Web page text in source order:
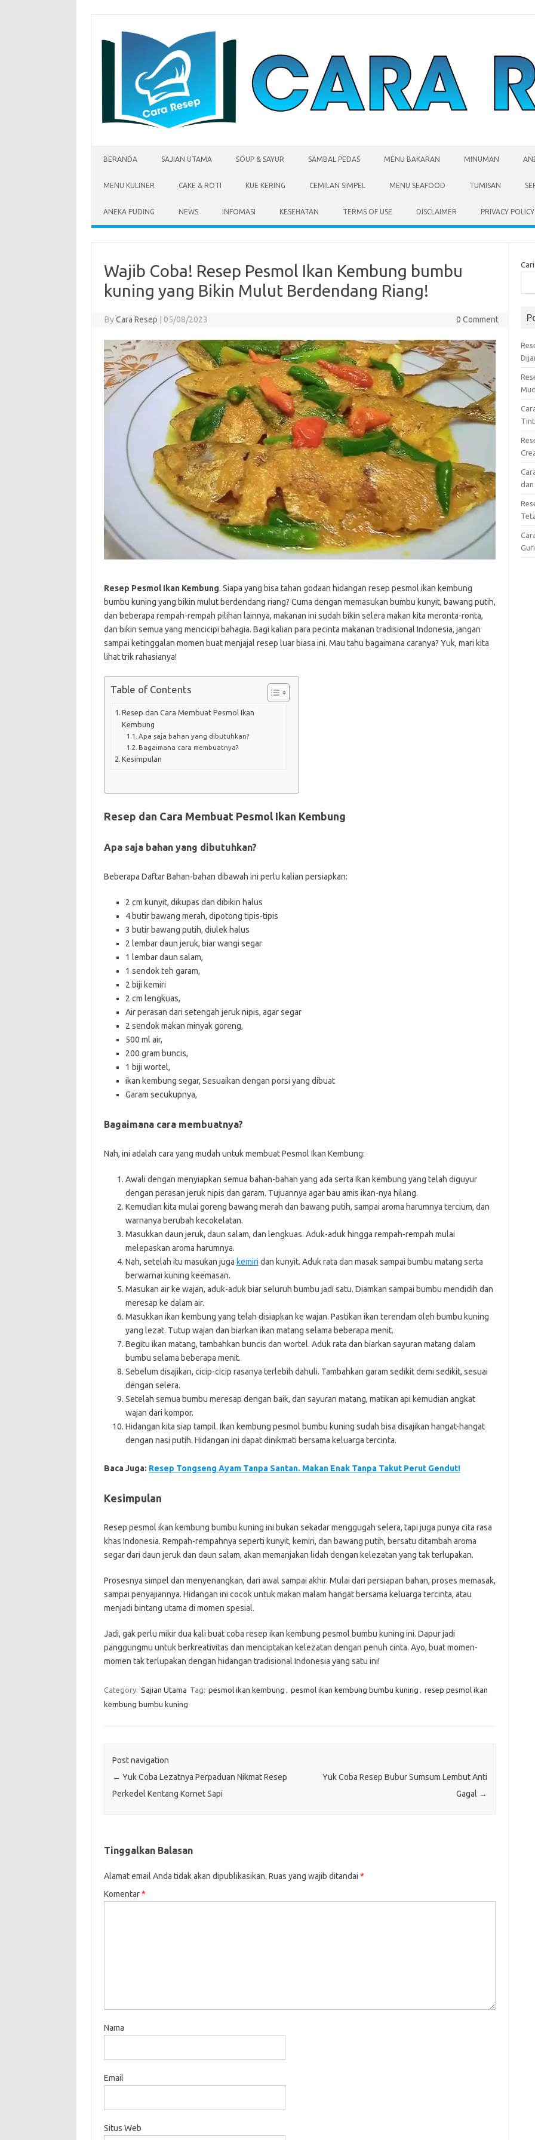
BERANDA SAJIAN UTAMA SOUP & SAYUR SAMBAL PEDAS MENU BAKARAN MINUMAN
MENU KULINER CAKE & ROTI KUE KERING CEMILAN SIMPEL MENU SEAFOOD TUMISAN
ANEKA PUDING NEWS INFOMASI KESEHATAN TERMS OF USE DISCLAIMER PRIVACY POLICY
Wajib Coba! Resep Pesmol Ikan Kembung bumbu
kuning yang Bikin Mulut Berdendang Riang!
ByCara Resep | 05/08/2023 0 Comment
Resep Pesmol Ikan Kembung. Siapa yang bisa tahan godaan hidangan resep pesmol ikan kembung
bumbu kuning yang bikin mulut berdendang riang? Cuma dengan memasukan bumbu kunyit, bawang putih,
dan beberapa rempah-rempah pilihan lainnya, makanan ini sudah bikin selera makan kita meronta-ronta,
dan bikin semua yang mencicipi bahagia. Bagi kalian para pecinta makanan tradisional Indonesia, jangan
sampai ketinggalan momen buat menjajal resep luar biasa ini. Mau tahu bagaimana caranya? Yuk, mari kita
lihat trik rahasianya!
Table of Contents
Resep dan Cara Membuat Pesmol Ikan
Kembung
Apa saja bahan yang dibutuhkan?
Bagaimana cara membuatnya?
Kesimpulan
Resep dan Cara Membuat Pesmol Ikan Kembung
Apa saja bahan yang dibutuhkan?
Beberapa Daftar Bahan-bahan dibawah ini perlu kalian persiapkan:
2 cm kunyit, dikupas dan dibikin halus
4 butir bawang merah, dipotong tipis-tipis
3 butir bawang putih, diulek halus
2 lembar daun jeruk, biar wangi segar
1 lembar daun salam,
1 sendok teh garam,
2 biji kemiri
2 cm lengkuas,
Air perasan dari setengah jeruk nipis, agar segar
2 sendok makan minyak goreng,
500 ml air,
200 gram buncis,
1 biji wortel,
ikan kembung segar, Sesuaikan dengan porsi yang dibuat
Garam secukupnya,
Bagaimana cara membuatnya?
Nah, ini adalah cara yang mudah untuk membuat Pesmol Ikan Kembung:
Awali dengan menyiapkan semua bahan-bahan yang ada serta Ikan kembung yang telah diguyur
dengan perasan jeruk nipis dan garam. Tujuannya agar bau amis ikan-nya hilang.
Kemudian kita mulai goreng bawang merah dan bawang putih, sampai aroma harumnya tercium, dan
warnanya berubah kecokelatan.
Masukkan daun jeruk, daun salam, dan lengkuas. Aduk-aduk hingga rempah-rempah mulai
melepaskan aroma harumnya.
Nah, setelah itu masukan juga kemiri dan kunyit. Aduk rata dan masak sampai bumbu matang serta
berwarnai kuning keemasan.
Masukan air ke wajan, aduk-aduk biar seluruh bumbu jadi satu. Diamkan sampai bumbu mendidih dan
meresap ke dalam air.
Masukkan ikan kembung yang telah disiapkan ke wajan. Pastikan ikan terendam oleh bumbu kuning
yang lezat. Tutup wajan dan biarkan ikan matang selama beberapa menit.
Begitu ikan matang, tambahkan buncis dan wortel. Aduk rata dan biarkan sayuran matang dalam
bumbu selama beberapa menit.
Sebelum disajikan, cicip-cicip rasanya terlebih dahuli. Tambahkan garam sedikit demi sedikit, sesuai
dengan selera.
Setelah semua bumbu meresap dengan baik, dan sayuran matang, matikan api kemudian angkat
wajan dari kompor.
Hidangan kita siap tampil. Ikan kembung pesmol bumbu kuning sudah bisa disajikan hangat-hangat
dengan nasi putih. Hidangan ini dapat dinikmati bersama keluarga tercinta.
Baca Juga: Resep Tongseng Ayam Tanpa Santan. Makan Enak Tanpa Takut Perut Gendut!
Kesimpulan
Resep pesmol ikan kembung bumbu kuning ini bukan sekadar menggugah selera, tapi juga punya cita rasa
khas Indonesia. Rempah-rempahnya seperti kunyit, kemiri, dan bawang putih, bersatu ditambah aroma
segar dari daun jeruk dan daun salam, akan memanjakan lidah dengan kelezatan yang tak terlupakan.
Prosesnya simpel dan menyenangkan, dari awal sampai akhir. Mulai dari persiapan bahan, proses memasak,
sampai penyajiannya. Hidangan ini cocok untuk makan malam hangat bersama keluarga tercinta, atau
menjadi bintang utama di momen spesial.
Jadi, gak perlu mikir dua kali buat coba resep ikan kembung pesmol bumbu kuning ini. Dapur jadi
panggungmu untuk berkreativitas dan menciptakan kelezatan dengan penuh cinta. Ayo, buat momen-
momen tak terlupakan dengan hidangan tradisional Indonesia yang satu ini!
Category: Sajian Utama Tag: pesmol ikan kembung pesmol ikan kembung bumbu kuning
resep pesmol ikan
kembung bumbu kuning
Post navigation
← Yuk Coba Lezatnya Perpaduan Nikmat Resep
Perkedel Kentang Kornet Sapi
Yuk Coba Resep Bubur Sumsum Lembut Anti
Gagal →
Tinggalkan Balasan
Alamat email Anda tidak akan dipublikasikan. Ruas yang wajib ditandai *
Komentar*
Nama
Email
Situs Web
Cari